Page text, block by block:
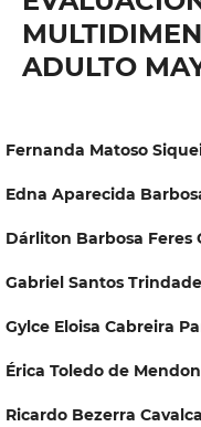
ADULTO
Fernanda Matoso
Edna Aparecida
Dárliton Barbosa Feres
Gabriel Santos Trindade
Gylce Eloisa Cabreira
Érica Toledo de
Ricardo Bezerra